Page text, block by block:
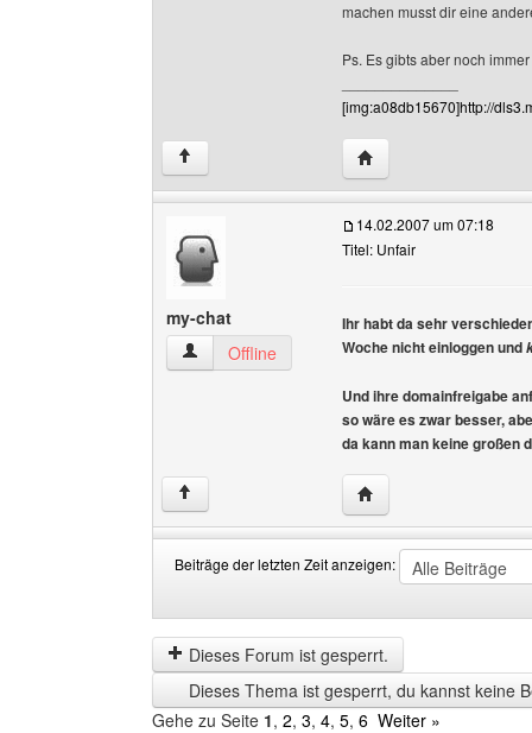
machen musst dir eine
Ps. Es gibts aber noch
[img:a08db15670]http://
↑ Website dieses
my-chat
my-chat Benutzer-Profile anzeigen
Offline
14.02.2007 um 07:18
Titel: Unfair
Ihr habt da sehr
Woche nicht einloggen und
Und ihre domainfreigabe
so wäre es zwar besser,
da kann man keine
↑ Website dieses
Beiträge der letzten Zeit anzeigen:
der
letzten
Zeit
anzeigen
by
Dieses Forum ist gesperrt.
Dieses Thema ist gesperrt, du kannst keine
Gehe zu Seite 1, 2, 3, 4, 5, 6 Weiter »